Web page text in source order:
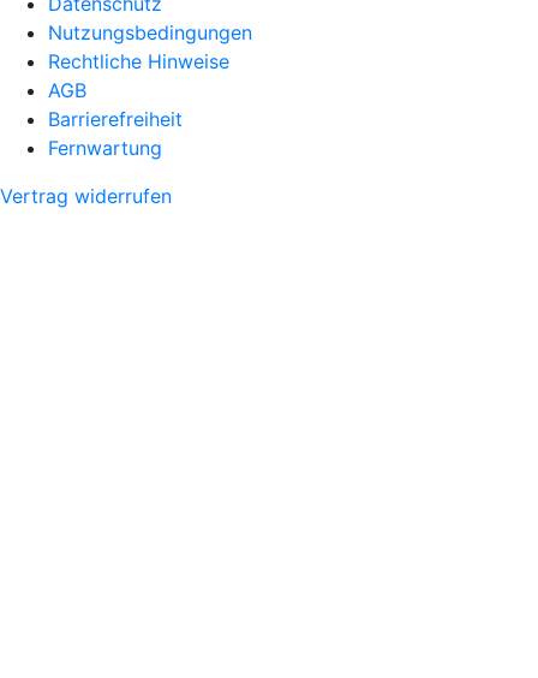
Nutzungsbedingungen
Rechtliche Hinweise
AGB
Barrierefreiheit
Fernwartung
Vertrag widerrufen